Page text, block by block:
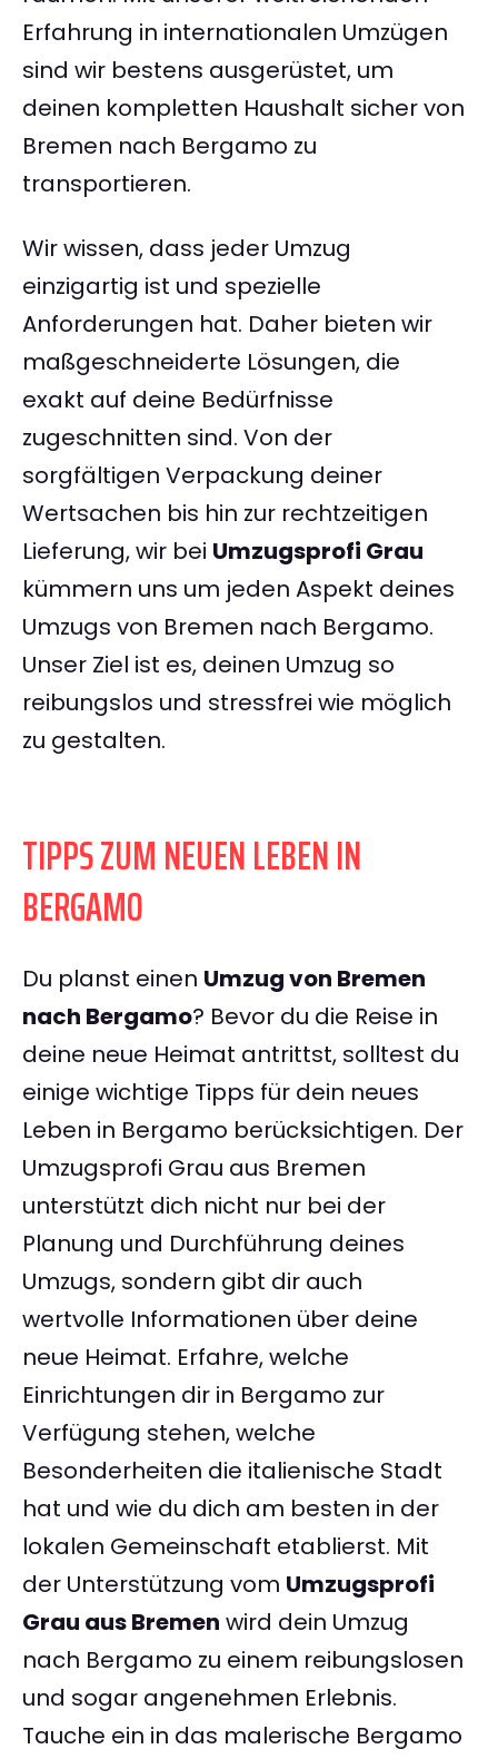
Erfahrung in internationalen Umzügen
sind wir bestens ausgerüstet, um
deinen kompletten Haushalt sicher von
Bremen nach Bergamo zu
transportieren.
Wir wissen, dass jeder Umzug
einzigartig ist und spezielle
Anforderungen hat. Daher bieten wir
maßgeschneiderte Lösungen, die
exakt auf deine Bedürfnisse
zugeschnitten sind. Von der
sorgfältigen Verpackung deiner
Wertsachen bis hin zur rechtzeitigen
Lieferung, wir bei Umzugsprofi Grau
kümmern uns um jeden Aspekt deines
Umzugs von Bremen nach Bergamo.
Unser Ziel ist es, deinen Umzug so
reibungslos und stressfrei wie möglich
zu gestalten.
TIPPS ZUM NEUEN LEBEN IN
BERGAMO
Du planst einen Umzug von Bremen
nach Bergamo? Bevor du die Reise in
deine neue Heimat antrittst, solltest du
einige wichtige Tipps für dein neues
Leben in Bergamo berücksichtigen. Der
Umzugsprofi Grau aus Bremen
unterstützt dich nicht nur bei der
Planung und Durchführung deines
Umzugs, sondern gibt dir auch
wertvolle Informationen über deine
neue Heimat. Erfahre, welche
Einrichtungen dir in Bergamo zur
Verfügung stehen, welche
Besonderheiten die italienische Stadt
hat und wie du dich am besten in der
lokalen Gemeinschaft etablierst. Mit
der Unterstützung vom Umzugsprofi
Grau aus Bremen wird dein Umzug
nach Bergamo zu einem reibungslosen
und sogar angenehmen Erlebnis.
Tauche ein in das malerische Bergamo